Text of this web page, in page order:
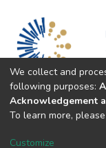
We collect and
following purposes:
Acknowledgement
To learn more,
Customize